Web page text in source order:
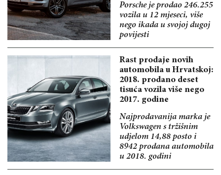
Porsche je prodao 246.255
vozila u 12 mjeseci, više
nego ikada u svojoj dugoj
povijesti
Rast prodaje novih
automobila u Hrvatskoj:
2018. prodano deset
tisuća vozila više nego
2017. godine
Najprodavanija marka je
Volkswagen s tržišnim
udjelom 14,88 posto i
8942 prodana automobila
u 2018. godini